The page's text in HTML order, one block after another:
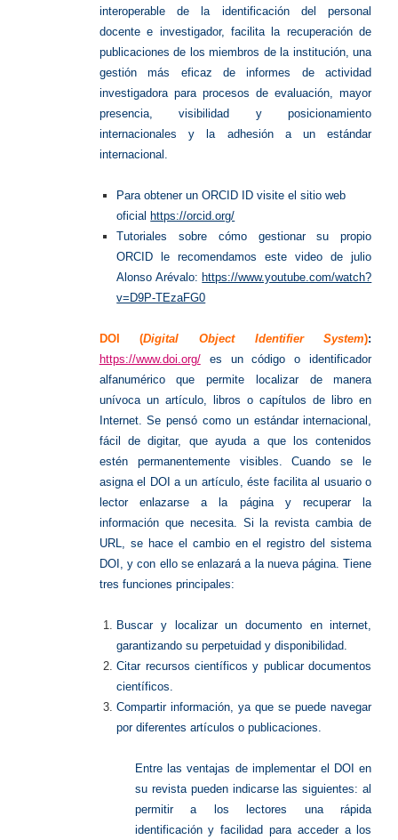
interoperable de la identificación del personal
docente e investigador, facilita la recuperación de
publicaciones de los miembros de la institución, una
gestión más eficaz de informes de actividad
investigadora para procesos de evaluación, mayor
presencia, visibilidad y posicionamiento
internacionales y la adhesión a un estándar
internacional.
Para obtener un ORCID ID visite el sitio web
oficialhttps://orcid.org/
Tutoriales sobre cómo gestionar su propio
ORCID le recomendamos este video de julio
Alonso Arévalo:https://www.youtube.com/watch?
v=D9P-TEzaFG0
DOI (Digital Object Identifier System):
https://www.doi.org/es un código o identificador
alfanumérico que permite localizar de manera
unívoca un artículo, libros o capítulos de libro en
Internet. Se pensó como un estándar internacional,
fácil de digitar, que ayuda a que los contenidos
estén permanentemente visibles. Cuando se le
asigna el DOI a un artículo, éste facilita al usuario o
lector enlazarse a la página y recuperar la
información que necesita. Si la revista cambia de
URL, se hace el cambio en el registro del sistema
DOI, y con ello se enlazará a la nueva página. Tiene
tres funciones principales:
Buscar y localizar un documento en internet,
garantizando su perpetuidad y disponibilidad.
Citar recursos científicos y publicar documentos
científicos.
Compartir información, ya que se puede navegar
por diferentes artículos o publicaciones.
Entre las ventajas de implementar el DOI en
su revista pueden indicarse las siguientes: al
permitir a los lectores una rápida
identificación y facilidad para acceder a los